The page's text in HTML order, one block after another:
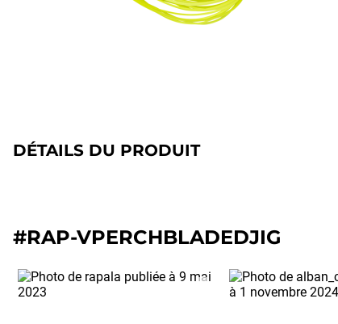
DÉTAILS DU PRODUIT
#RAP-VPERCHBLADEDJIG